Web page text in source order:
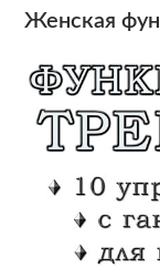
Женская